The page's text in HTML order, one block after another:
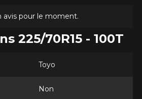
avis pour le moment.
225/70R15 - 100T
Toyo
Non